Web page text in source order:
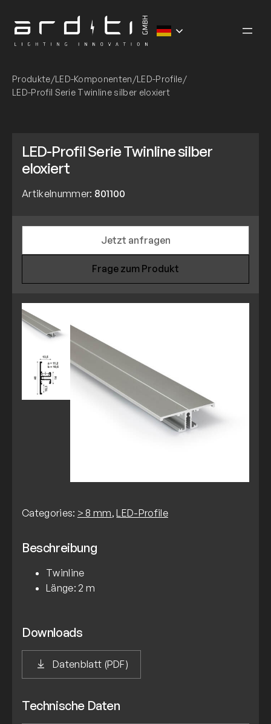
Inhalt
springen
Produkte/LED-Komponenten/LED-Profile/
LED-Profil Serie Twinline silber eloxiert
LED-Profil Serie Twinline silber
eloxiert
Artikelnummer: 801100
Jetzt anfragen
Frage zum Produkt
Categories: > 8 mm,LED-Profile
Beschreibung
Twinline
Länge: 2 m
Downloads
Datenblatt (PDF)
Technische Daten